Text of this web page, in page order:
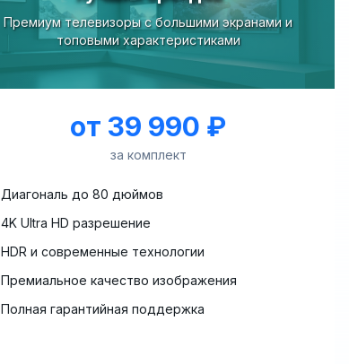
Премиум телевизоры с большими экранами и
топовыми характеристиками
от 39 990 ₽
за комплект
Диагональ до 80 дюймов
4K Ultra HD разрешение
HDR и современные технологии
Премиальное качество изображения
Полная гарантийная поддержка